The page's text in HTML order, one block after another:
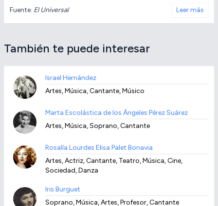
Fuente: El Universal Leer más
También te puede interesar
Israel Hernández
Artes, Música, Cantante, Músico
Marta Escolástica de los Ángeles Pérez Suárez
Artes, Música, Soprano, Cantante
Rosalía Lourdes Elisa Palet Bonavia
Artes, Actriz, Cantante, Teatro, Música, Cine,
Sociedad, Danza
Iris Burguet
Soprano, Música, Artes, Profesor, Cantante